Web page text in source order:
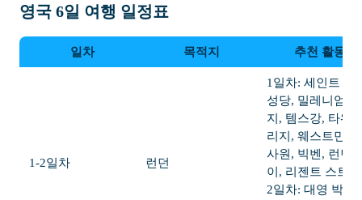
영국 6일 여행 일정표
일차 목적지 추천 활동
1-2일차 런던
1일차: 세인트 폴
성당, 밀레니엄
지, 템스강, 타워
리지, 웨스트민스
사원, 빅벤, 런던
이, 리젠트 스트
2일차: 대영 박물